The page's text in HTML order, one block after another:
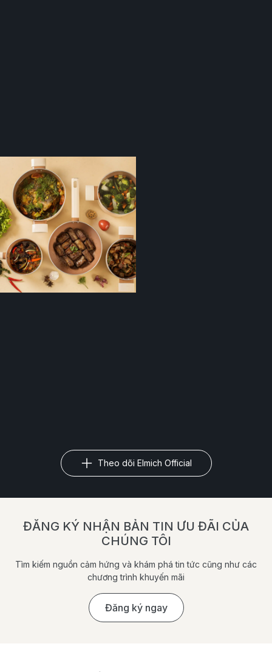
Theo dõi Elmich Official
ĐĂNG KÝ NHẬN BẢN TIN ƯU ĐÃI CỦA
CHÚNG TÔI
Tìm kiếm nguồn cảm hứng và khám phá tin tức cũng như các
chương trình khuyến mãi
Đăng ký ngay